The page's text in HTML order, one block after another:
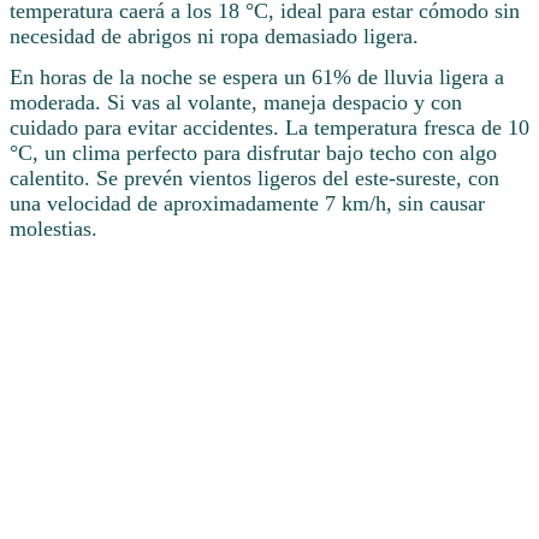
temperatura caerá a los 18 °C, ideal para estar cómodo sin
necesidad de abrigos ni ropa demasiado ligera.
En horas de la noche se espera un 61% de lluvia ligera a
moderada. Si vas al volante, maneja despacio y con
cuidado para evitar accidentes. La temperatura fresca de 10
°C, un clima perfecto para disfrutar bajo techo con algo
calentito. Se prevén vientos ligeros del este-sureste, con
una velocidad de aproximadamente 7 km/h, sin causar
molestias.